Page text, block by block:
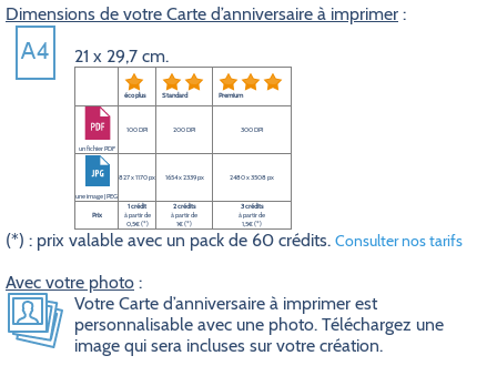
Dimensions de votre Carte d’anniversaire à imprimer :
21 x 29,7 cm.
éco plus Standard Premium
un fichier PDF
100 DPI 200 DPI 300 DPI
une image JPEG
827 x 1170 px 1654 x 2339 px 2480 x 3508 px
Prix
1 crédit
à partir de
0,5€ (*)
2 crédits
à partir de
1€ (*)
3 crédits
à partir de
1,5€ (*)
(*) : prix valable avec un pack de 60 crédits. Consulter nos tarifs
Avec votre photo :
Votre Carte d’anniversaire à imprimer est
personnalisable avec une photo. Téléchargez une
image qui sera incluses sur votre création.